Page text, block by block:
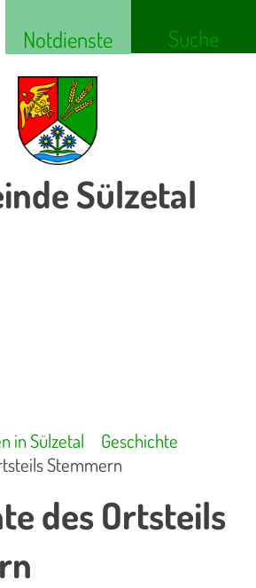
Notdienste Suche
Sülzetal
in Sülzetal
Geschichte
Stemmern
des Ortsteils